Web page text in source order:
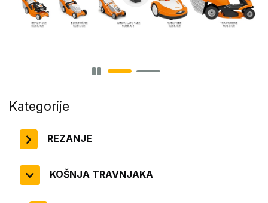
Kategorije
REZANJE
KOŠNJA TRAVNJAKA